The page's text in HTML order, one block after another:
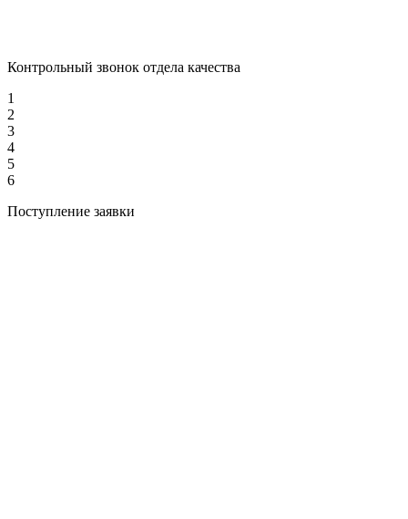
Контрольный звонок отдела качества
1
2
3
4
5
6
Поступление заявки